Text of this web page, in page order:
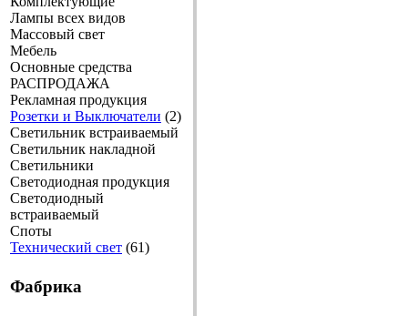
Лампы всех видов
Массовый свет
Мебель
Основные средства
РАСПРОДАЖА
Рекламная продукция
Розетки и Выключатели (2)
Светильник встраиваемый
Светильник накладной
Светильники
Светодиодная продукция
Светодиодный
встраиваемый
Споты
Технический свет (61)
Фабрика